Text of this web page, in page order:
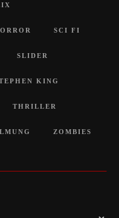
SCI FI
SLIDER
KING
THRILLER
ZOMBIES